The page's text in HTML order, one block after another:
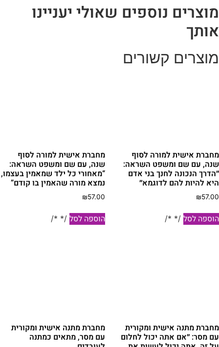
נוספים שאולי יעניינו
קשורים
אישית למורה לסוף
עם שם ומשפט השראה:
הנכונה לחנך בני אדם
להיות להם לדוגמא״
₪
לסל /* */
מחברת אישית למורה לסוף
שנה, עם שם ומשפט השראה:
“מאחורי כל ילד שמאמין בעצמו,
נמצא מורה שהאמין בו קודם”
₪57.00
הוספה לסל /* */
מתנה אישית ומקורית
מסר: ״אם אתה יכול לחלום
מחברת מתנה אישית ומקורית
עם מסר, מתאים כמתנה